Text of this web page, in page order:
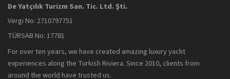
De Yatçılık Turizm San. Tic. Ltd. Şti.
Vergi No: 2710797751
TÜRSAB No: 17781
For over ten years, we have created amazing luxury yacht
experiences along the Turkish Riviera. Since 2010, clients from
around the world have trusted us.